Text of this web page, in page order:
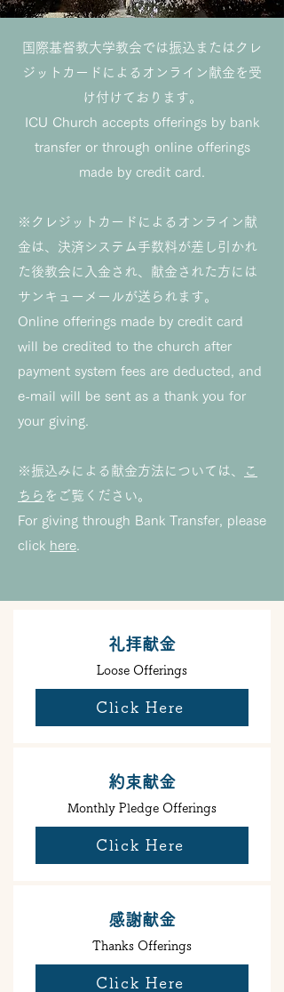
国際基督教大学教会では振込またはクレ
ジットカードによるオンライン献金を受
け付けております。
ICU Church accepts offerings by bank
transfer or through online offerings
made by credit card.
※クレジットカードによるオンライン献
金は、決済システム手数料が差し引かれ
た後教会に入金され、献金された方には
サンキューメールが送られます。
Online offerings made by credit card
will be credited to the church after
payment system fees are deducted, and
e-mail will be sent as a thank you for
your giving.
※振込みによる献金方法については、
こ
ちら をご覧ください。
For giving through Bank Transfer, please
click here.
礼拝献金
Loose Offerings
Click Here
約束献金
Monthly Pledge Offerings
Click Here
感謝献金
Thanks Offerings
Click Here